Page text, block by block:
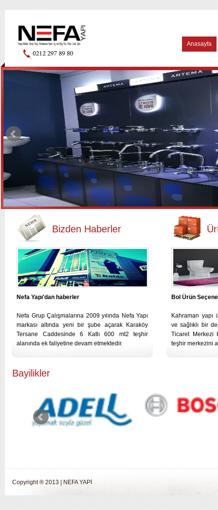
Anasayfa
Bizden Haberler
Nefa Yapı'dan haberler
Nefa Grup Çalışmalarına 2009 yılında Nefa Yapı
markası altında yeni bir şube açarak Karaköy
Tersane Caddesinde 6 Katlı 600 mt2 teşhir
alanında ek faliyetine devam etmektedir.
Bol Ürün
Kahraman yapı
ve sağlıklı bir
Ticaret Merkezi
teşhir merkezini
Bayilikler
Copyright ® 2013 | NEFA YAPİ